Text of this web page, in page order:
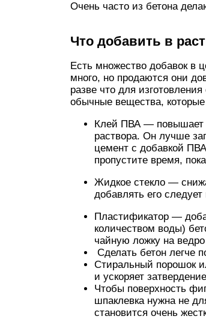
Очень часто из бетона
Что добавить в
Есть множество добавок в
много, но продаются они
разве что для
обычные вещества, которые
Клей ПВА — повышает
раствора. Он лучше
цемент с добавкой
пропустите время,
Жидкое стекло —
добавлять его
Пластификатор —
количеством воды)
чайную ложку на ведро
Сделать бетон легче
Стиральный порошок
и ускоряет
Чтобы поверхность
шпаклевка нужна не
становится очень